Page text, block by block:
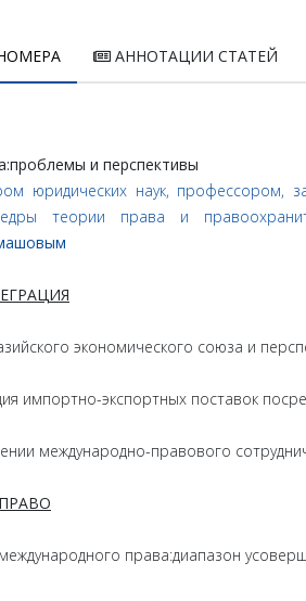
АННОТАЦИИ СТАТЕЙ
проблемы и перспективы
юридических наук, профессором,
теории права и
экономического союза и
импортно-экспортных поставок
международно-правового
права:диапазон